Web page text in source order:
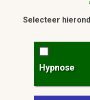
Selecteer
Hypnose